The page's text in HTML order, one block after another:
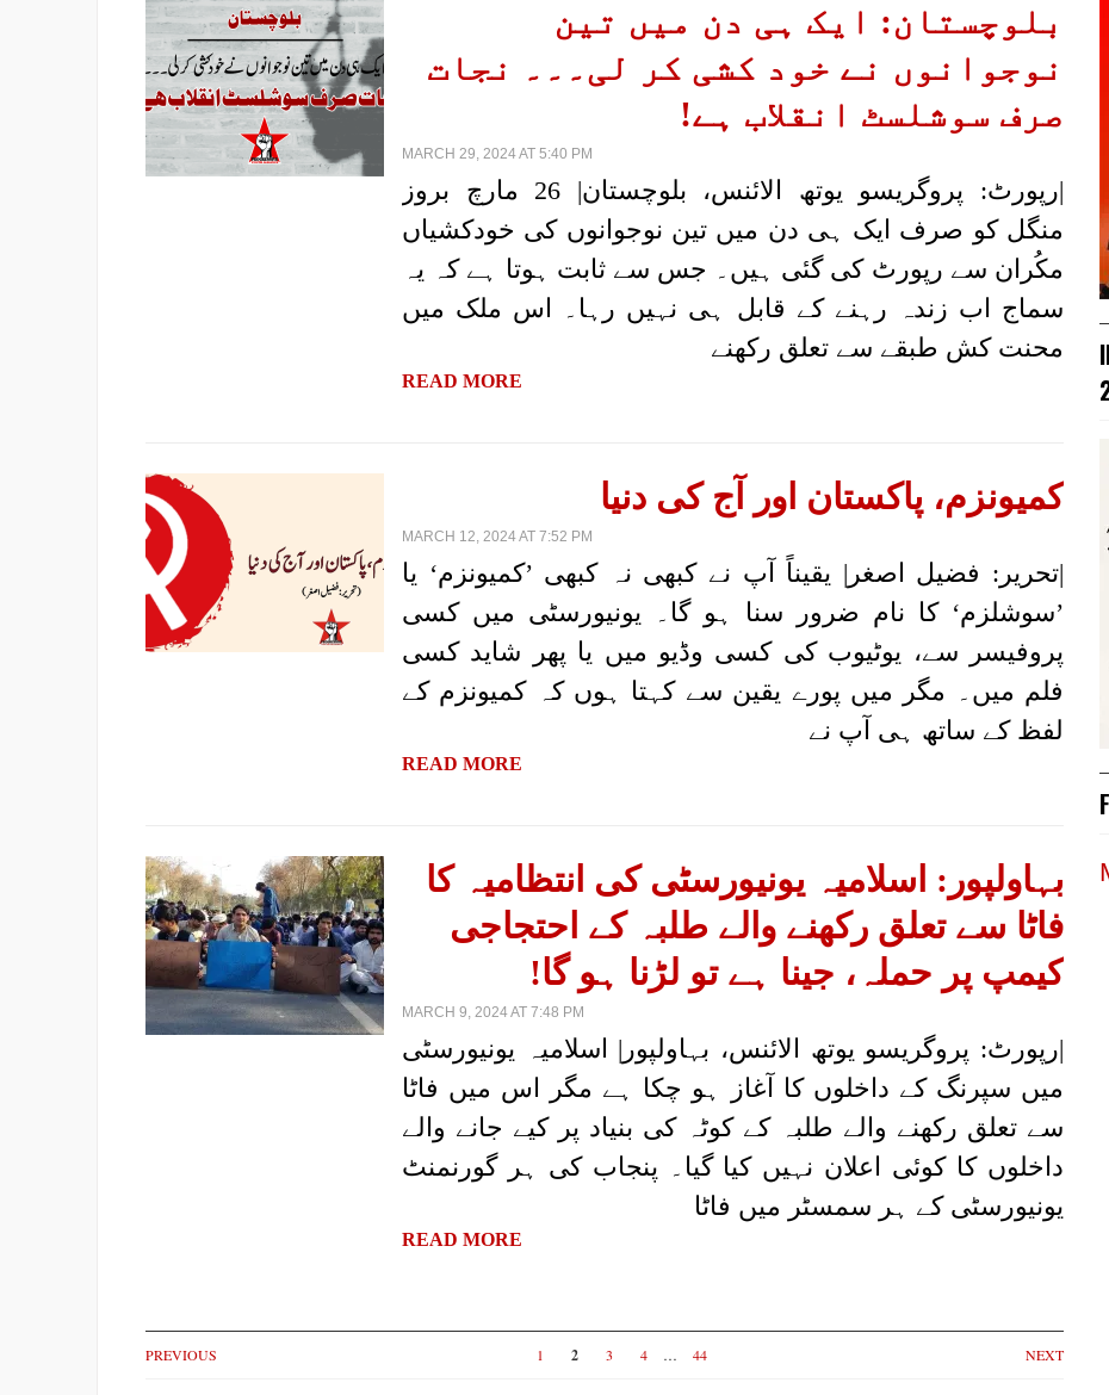
بلوچستان: ایک ہی دن میں تین
نوجوانوں نے خود کشی کر لی۔۔۔ نجات
صرف سوشلسٹ انقلاب ہے!
MARCH 29, 2024 AT 5:40 PM
|رپورٹ: پروگریسو یوتھ الائنس، بلوچستان| 26 مارچ بروز
منگل کو صرف ایک ہی دن میں تین نوجوانوں کی خودکشیاں
مکُران سے رپورٹ کی گئی ہیں۔ جس سے ثابت ہوتا ہے کہ یہ
سماج اب زندہ رہنے کے قابل ہی نہیں رہا۔ اس ملک میں
محنت کش طبقے سے تعلق رکھنے
READ MORE
کمیونزم، پاکستان اور آج کی دنیا
MARCH 12, 2024 AT 7:52 PM
|تحریر: فضیل اصغر| یقیناً آپ نے کبھی نہ کبھی ’کمیونزم‘ یا
’سوشلزم‘ کا نام ضرور سنا ہو گا۔ یونیورسٹی میں کسی
پروفیسر سے، یوٹیوب کی کسی وڈیو میں یا پھر شاید کسی
فلم میں۔ مگر میں پورے یقین سے کہتا ہوں کہ کمیونزم کے
لفظ کے ساتھ ہی آپ نے
READ MORE
بہاولپور: اسلامیہ یونیورسٹی کی انتظامیہ کا
فاٹا سے تعلق رکھنے والے طلبہ کے احتجاجی
کیمپ پر حملہ، جینا ہے تو لڑنا ہو گا!
MARCH 9, 2024 AT 7:48 PM
|رپورٹ: پروگریسو یوتھ الائنس، بہاولپور| اسلامیہ یونیورسٹی
میں سپرنگ کے داخلوں کا آغاز ہو چکا ہے مگر اس میں فاٹا
سے تعلق رکھنے والے طلبہ کے کوٹہ کی بنیاد پر کیے جانے والے
داخلوں کا کوئی اعلان نہیں کیا گیا۔ پنجاب کی ہر گورنمنٹ
یونیورسٹی کے ہر سمسٹر میں فاٹا
READ MORE
PREVIOUS 1 2 3 4 … 44 NEXT